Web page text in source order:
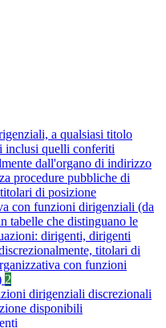
a qualsiasi titolo
inclusi quelli conferiti
dall'organo di indirizzo
procedure pubbliche di
di posizione
con funzioni dirigenziali (da
tabelle che distinguano le
dirigenti, dirigenti
titolari di
con funzioni
2
dirigenziali discrezionali
disponibili